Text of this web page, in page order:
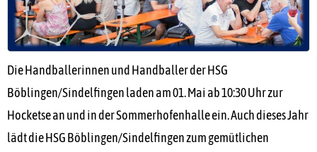
Die Handballerinnen und Handballer der HSG
Böblingen/Sindelfingen laden am 01. Mai ab 10:30 Uhr zur
Hocketse an und in der Sommerhofenhalle ein. Auch dieses Jahr
lädt die HSG Böblingen/Sindelfingen zum gemütlichen